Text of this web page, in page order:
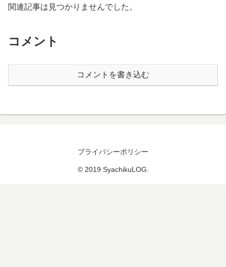
関連記事は見つかりませんでした。
コメント
コメントを書き込む
プライバシーポリシー
© 2019 SyachikuLOG.